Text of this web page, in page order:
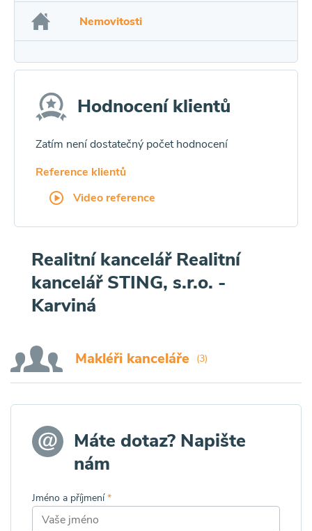
Nemovitosti
Hodnocení klientů
Zatím není dostatečný počet hodnocení
Reference klientů
Video reference
Realitní kancelář Realitní
kancelář STING, s.r.o. -
Karviná
Makléři kanceláře (3)
Máte dotaz? Napište
nám
Jméno a příjmení*